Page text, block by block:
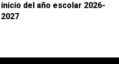
inicio del año escolar 2026-
2027